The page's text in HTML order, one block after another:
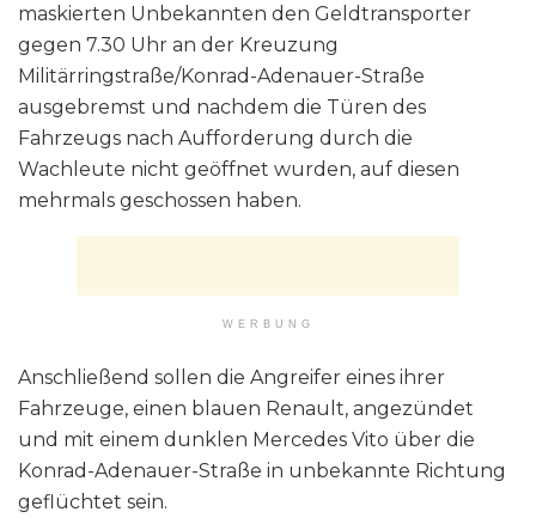
maskierten Unbekannten den Geldtransporter
gegen 7.30 Uhr an der Kreuzung
Militärringstraße/Konrad-Adenauer-Straße
ausgebremst und nachdem die Türen des
Fahrzeugs nach Aufforderung durch die
Wachleute nicht geöffnet wurden, auf diesen
mehrmals geschossen haben.
WERBUNG
Anschließend sollen die Angreifer eines ihrer
Fahrzeuge, einen blauen Renault, angezündet
und mit einem dunklen Mercedes Vito über die
Konrad-Adenauer-Straße in unbekannte Richtung
geflüchtet sein.